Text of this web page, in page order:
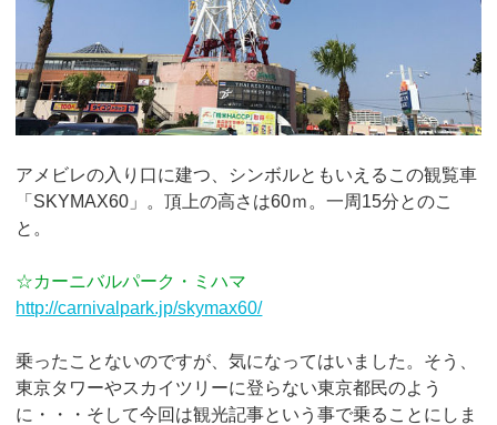
アメビレの入り口に建つ、シンボルともいえるこの観覧車
「SKYMAX60」。頂上の高さは60ｍ。一周15分とのこ
と。
☆カーニバルパーク・ミハマ
http://carnivalpark.jp/skymax60/
乗ったことないのですが、気になってはいました。そう、
東京タワーやスカイツリーに登らない東京都民のよう
に・・・そして今回は観光記事という事で乗ることにしま